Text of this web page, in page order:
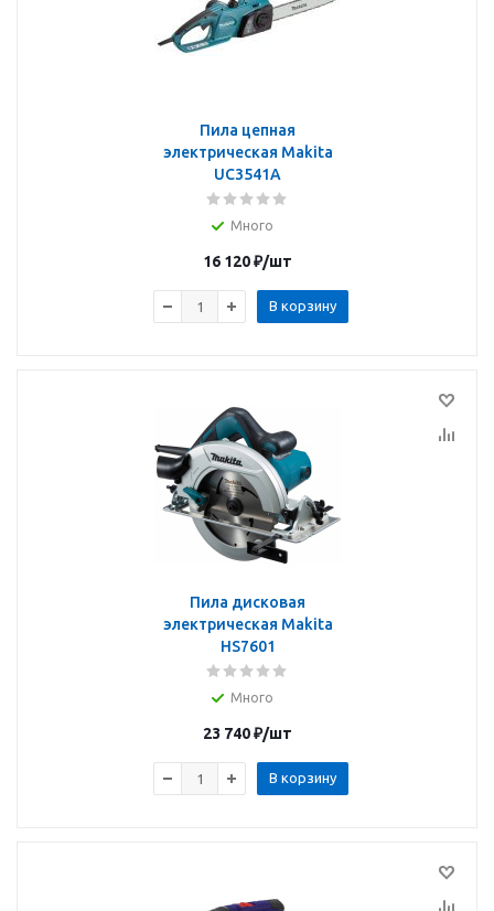
Пила цепная
электрическая Makita
UC3541A
Много
16 120₽/шт
В корзину
Пила дисковая
электрическая Makita
HS7601
Много
23 740₽/шт
В корзину